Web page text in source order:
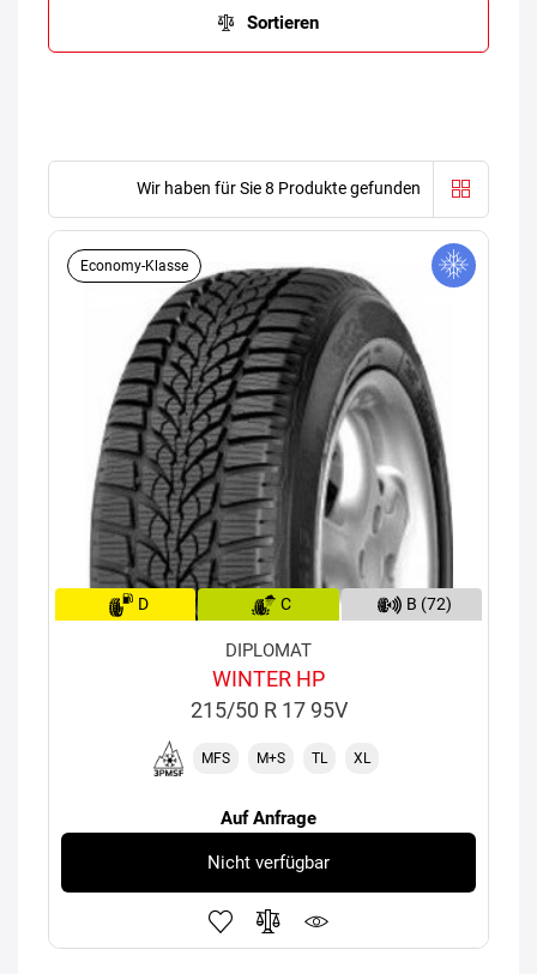
Sortieren
Wir haben für Sie 8 Produkte gefunden
Economy-Klasse
D C B (72)
DIPLOMAT
WINTER HP
215/50 R 17 95V
MFS M+S TL XL
Auf Anfrage
Nicht verfügbar